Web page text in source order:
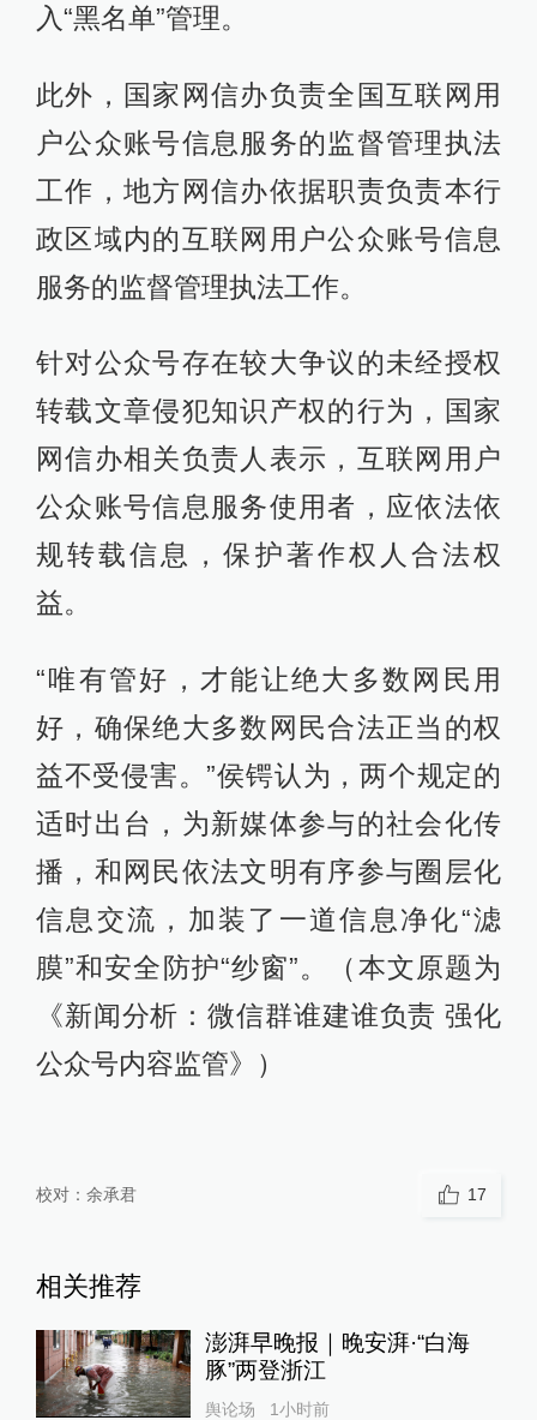
入“黑名单”管理。
此外，国家网信办负责全国互联网用
户公众账号信息服务的监督管理执法
工作，地方网信办依据职责负责本行
政区域内的互联网用户公众账号信息
服务的监督管理执法工作。
针对公众号存在较大争议的未经授权
转载文章侵犯知识产权的行为，国家
网信办相关负责人表示，互联网用户
公众账号信息服务使用者，应依法依
规转载信息，保护著作权人合法权
益。
“唯有管好，才能让绝大多数网民用
好，确保绝大多数网民合法正当的权
益不受侵害。”侯锷认为，两个规定的
适时出台，为新媒体参与的社会化传
播，和网民依法文明有序参与圈层化
信息交流，加装了一道信息净化“滤
膜”和安全防护“纱窗”。（本文原题为
《新闻分析：微信群谁建谁负责 强化
公众号内容监管》）
校对： 余承君 17
相关推荐
澎湃早晚报｜晚安湃·“白海
豚”两登浙江
舆论场 1小时前